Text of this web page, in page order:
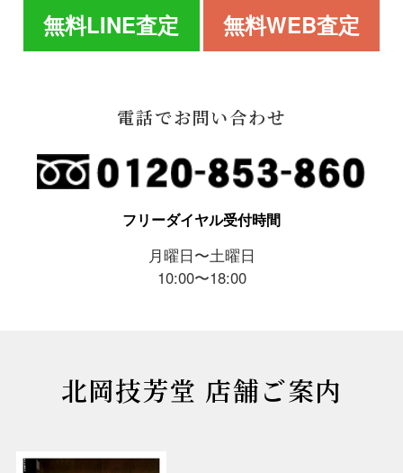
無料LINE査定 無料WEB査定
電話でお問い合わせ
フリーダイヤル受付時間
月曜日〜土曜日
10:00〜18:00
北岡技芳堂 店舗ご案内